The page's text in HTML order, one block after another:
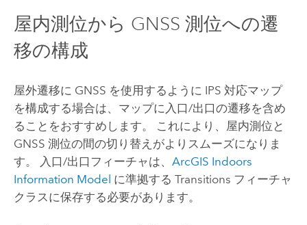
屋内測位から GNSS 測位への遷
移の構成
屋外遷移に GNSS を使用するように IPS 対応マップ
を構成する場合は、マップに入口/出口の遷移を含め
ることをおすすめします。 これにより、屋内測位と
GNSS 測位の間の切り替えがよりスムーズになりま
す。 入口/出口フィーチャは、 ArcGIS Indoors
Information Model に準拠する Transitions フィーチャ
クラスに保存する必要があります。